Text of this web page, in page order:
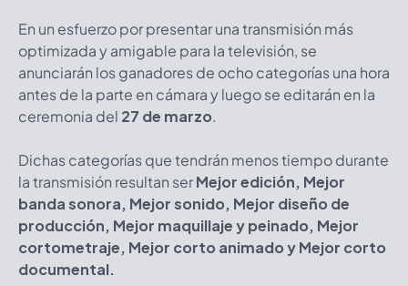
En un esfuerzo por presentar una transmisión más
optimizada y amigable para la televisión, se
anunciarán los ganadores de ocho categorías una hora
antes de la parte en cámara y luego se editarán en la
ceremonia del 27 de marzo.
Dichas categorías que tendrán menos tiempo durante
la transmisión resultan serMejor edición, Mejor
banda sonora, Mejor sonido, Mejor diseño de
producción, Mejor maquillaje y peinado, Mejor
cortometraje, Mejor corto animado y Mejor corto
documental.